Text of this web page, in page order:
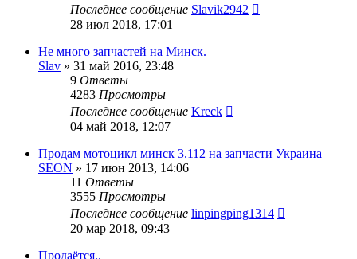
Последнее сообщение Slavik2942
28 июл 2018, 17:01
Не много запчастей на Минск.
Slav » 31 май 2016, 23:48
9 Ответы
4283 Просмотры
Последнее сообщение Kreck
04 май 2018, 12:07
Продам мотоцикл минск 3.112 на запчасти Украина
SEON » 17 июн 2013, 14:06
11 Ответы
3555 Просмотры
Последнее сообщение linpingping1314
20 мар 2018, 09:43
Продаётся..